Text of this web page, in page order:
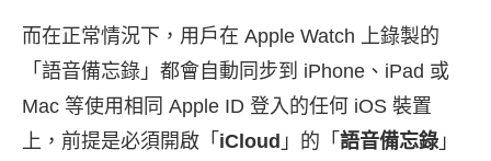
而在正常情況下，用戶在 Apple Watch 上錄製的
「語音備忘錄」都會自動同步到 iPhone、iPad 或
Mac 等使用相同 Apple ID 登入的任何 iOS 裝置
上，前提是必須開啟「 iCloud 」的「 語音備忘錄 」